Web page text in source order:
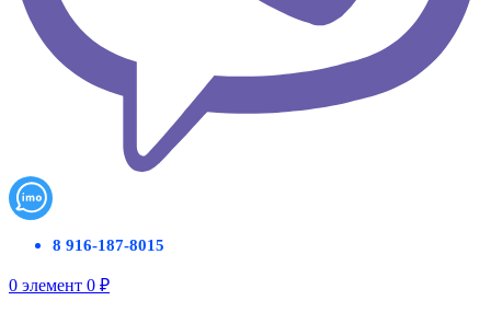
8 916-187-8015
0 элемент 0 ₽